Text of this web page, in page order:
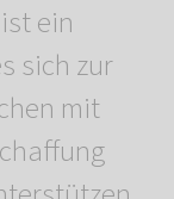
ist ein
sich zur
mit